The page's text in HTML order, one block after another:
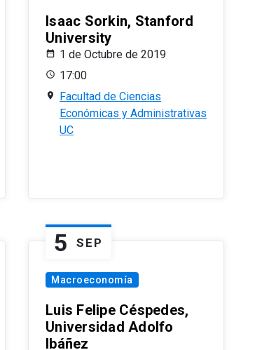
Isaac Sorkin, Stanford
University
1 de Octubre de 2019
17:00
Facultad de Ciencias
Económicas y Administrativas
UC
5 SEP
Macroeconomía
Luis Felipe Céspedes,
Universidad Adolfo
Ibáñez